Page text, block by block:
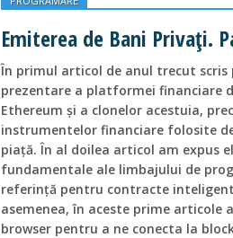
Emiterea de Bani Privați.
În primul articol de anul trecut
prezentare a platformei financiare
Ethereum și a clonelor acestuia,
instrumentelor financiare folosite
piață. În al doilea articol am expus
fundamentale ale limbajului de
referință pentru contracte
asemenea, în aceste prime
browser pentru a ne conecta la